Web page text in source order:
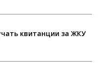
квитанции за ЖКУ